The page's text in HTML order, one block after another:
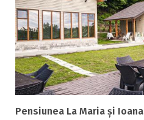
Pensiunea La Maria și Ioana